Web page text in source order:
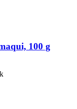
100 g